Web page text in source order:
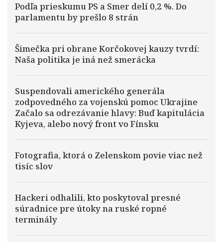
Podľa prieskumu PS a Smer delí 0,2 %. Do
parlamentu by prešlo 8 strán
Šimečka pri obrane Korčokovej kauzy tvrdí:
Naša politika je iná než smerácka
Suspendovali amerického generála
zodpovedného za vojenskú pomoc Ukrajine
Začalo sa odrezávanie hlavy: Buď kapitulácia
Kyjeva, alebo nový front vo Fínsku
Fotografia, ktorá o Zelenskom povie viac než
tisíc slov
Hackeri odhalili, kto poskytoval presné
súradnice pre útoky na ruské ropné
terminály